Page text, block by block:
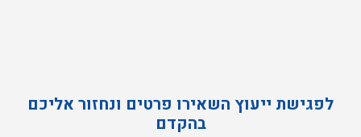
לפגישת ייעוץ השאירו פרטים ונחזור אליכם
בהקדם